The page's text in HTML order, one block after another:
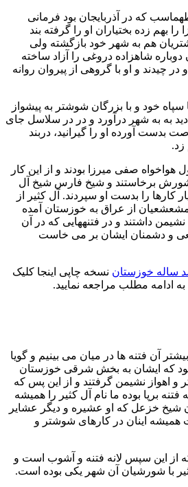
که در آذربایجان بود فرمانی
بهم زده بختیاران او را گرفته بند
هم به شهر خود بازگشته ولی
شاهزاده دروغی را آزاد ساخته
در چیدند و او با گروهی از پیروان روانه
سپاه خود و با بزرگان شوشتر به پیشواز
دید به به شهر درآورد و در در سلاسل جای
بدست آورده او را گیرانید، دربند
زد.
صفی میرزا بودند و از این کار
شورش برخاستند و شیخ فارس شیخ آل
کارها را بدست او سپردند. آل کثیر از
از عراق به خوزستان آمده
داشتند و در فتنههایی که در آن
و دشمنان ایشان بر می خاست
ساله خوزستان نسخه چاپی اینجا کلیک
به ادامه مطلب مراجعه نمایید.
آن فتنه ها در میان می بینیم و گویا
که ایشان به بخش شرقی خوزستان
و اهواز نشیمن گرفتند و از این پس که
برپا بوده ما نام آل کثیر را همیشه
شیخ خزعل که او عشیره و دیگر عشایر
همیشه اینان در کارهای شوشتر و
از این سپس لانه فتنه و آشوب است و
با شورشیان آن شهر یکی بوده است.